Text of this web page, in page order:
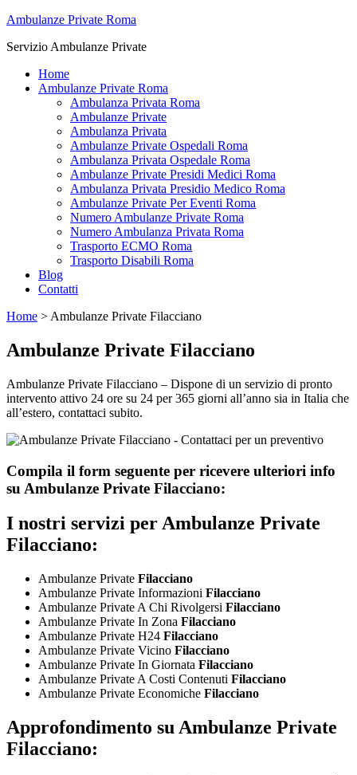
Ambulanze Private Roma
Servizio Ambulanze Private
Home
Ambulanze Private Roma
Ambulanza Privata Roma
Ambulanze Private
Ambulanza Privata
Ambulanze Private Ospedali Roma
Ambulanza Privata Ospedale Roma
Ambulanze Private Presidi Medici Roma
Ambulanza Privata Presidio Medico Roma
Ambulanze Private Per Eventi Roma
Numero Ambulanze Private Roma
Numero Ambulanza Privata Roma
Trasporto ECMO Roma
Trasporto Disabili Roma
Blog
Contatti
Home > Ambulanze Private Filacciano
Ambulanze Private Filacciano
Ambulanze Private Filacciano – Dispone di un servizio di pronto
intervento attivo 24 ore su 24 per 365 giorni all’anno sia in Italia che
all’estero, contattaci subito.
Compila il form seguente per ricevere ulteriori info
su Ambulanze Private Filacciano:
I nostri servizi perAmbulanze Private
Filacciano:
Ambulanze Private Filacciano
Ambulanze Private Informazioni Filacciano
Ambulanze Private A Chi Rivolgersi Filacciano
Ambulanze Private In Zona Filacciano
Ambulanze Private H24 Filacciano
Ambulanze Private Vicino Filacciano
Ambulanze Private In Giornata Filacciano
Ambulanze Private A Costi Contenuti Filacciano
Ambulanze Private Economiche Filacciano
Approfondimento suAmbulanze Private
Filacciano: